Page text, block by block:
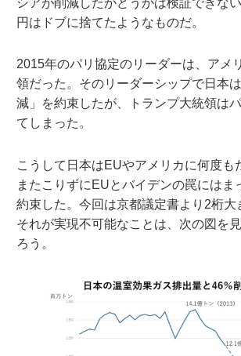
円はドブに捨てたようなものだ。
2015年のパリ協定のリーダーは、アメ
領だった。そのリーダーシップで日本
減」を約束したが、トランプ大統領は
てしまった。
こうして日本はEUやアメリカに何度も
またこりずにEUとバイデンの罠にはま
約束した。今回は京都議定書より2桁大
それが実現不可能なことは、次の図を
ろう。